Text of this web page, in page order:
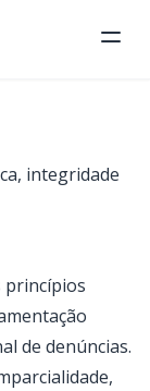
integridade
princípios
de denúncias.